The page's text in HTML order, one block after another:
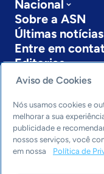
Nacional
Sobre a ASN
Últimas notícias
Entre em
Editorias
Economia &
Inovação &
Cultura
Dados
Arquivo
Aviso de Cookies
Nós usamos cookies e
melhorar a sua
publicidade e
nossos serviços, você
em nossa
Política de